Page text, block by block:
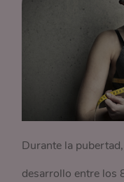
Durante la
desarrollo entre los